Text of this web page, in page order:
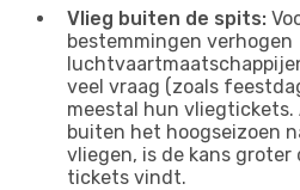
Vlieg buiten de spits:
bestemmingen verhogen
veel vraag (zoals
meestal hun vliegtickets.
buiten het hoogseizoen
vliegen, is de kans groter
tickets vindt.